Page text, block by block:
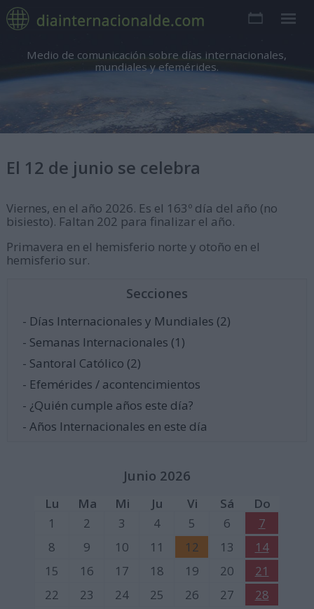
Medio de comunicación sobre días internacionales,
mundiales y efemérides.
El 12 de junio se celebra
Viernes, en el año 2026. Es el 163º día del año (no
bisiesto). Faltan 202 para finalizar el año.
Primavera en el hemisferio norte y otoño en el
hemisferio sur.
Secciones
- Días Internacionales y Mundiales (2)
- Semanas Internacionales (1)
- Santoral Católico (2)
- Efemérides / acontencimientos
- ¿Quién cumple años este día?
- Años Internacionales en este día
Junio 2026
Lu Ma Mi Ju Vi Sá
Do
1
2 3 4 5 6
7
8
9 10 11 12 13
14
15
16 17 18 19 20
21
22
23 24 25 26 27
28